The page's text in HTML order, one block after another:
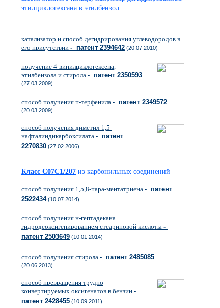
этилциклогексана в этилбензол
катализатор и способ дегидрирования углеводородов в
его присутствии - патент 2394642 (20.07.2010)
получение 4-винилциклогексена,
этилбензола и стирола - патент 2350593
(27.03.2009)
способ получения п-терфенила - патент 2349572
(20.03.2009)
способ получения диметил-1,5-
нафталиндикарбоксилата - патент
2270830 (27.02.2006)
Класс C07C1/207 из карбонильных соединений
способ получения 1,5,8-пара-ментатриена - патент
2522434(10.07.2014)
способ получения н-гептадекана
гидродеоксигенированием стеариновой кислоты -
патент 2503649 (10.01.2014)
способ получения стирола - патент 2485085
(20.06.2013)
способ превращения трудно
конвертируемых оксигенатов в бензин -
патент 2428455 (10.09.2011)